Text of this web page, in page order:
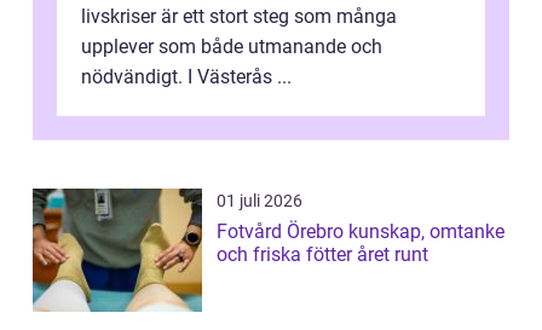
livskriser är ett stort steg som många
upplever som både utmanande och
nödvändigt. I Västerås ...
01 juli 2026
Fotvård Örebro kunskap, omtanke
och friska fötter året runt